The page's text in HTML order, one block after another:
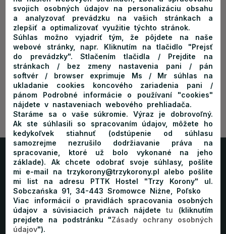
www.wiejskidworek.pl
Stacja narciarska Czorsztyn-ski
www.czorsztyn-ski.com.pl
Pienińskie Centrum Turystyki
www.pieninskiecentrumturystyki.pl
Trzy Korony Home Schronisko Pokoje
Oferta Cennik Atrakcje Galeria Kontakt
Blog
Rezerwacja
svojich osobných údajov na personalizáciu obsahu
a analyzovať prevádzku na vašich stránkach a
zlepšiť a optimalizovať využitie týchto stránok.
Súhlas možno vyjadriť tým, že pôjdete na naše
webové stránky, napr. Kliknutím na tlačidlo "Prejsť
do prevádzky". Stlačením tlačidla / Prejdite na
stránkach / bez zmeny nastavenia pani / pán
softvér / browser exprimuje Ms / Mr súhlas na
ukladanie cookies koncového zariadenia pani /
pánom Podrobné informácie o používaní "cookies"
nájdete v nastaveniach webového prehliadača.
Staráme sa o vaše súkromie. Výraz je dobrovoľný.
Ak ste súhlasili so spracovaním údajov, môžete ho
kedykoľvek stiahnuť (odstúpenie od súhlasu
samozrejme nezrušilo dodržiavanie práva na
spracovanie, ktoré už bolo vykonané na jeho
základe). Ak chcete odobrať svoje súhlasy, pošlite
mi e-mail na trzykorony@trzykorony.pl alebo pošlite
mi list na adresu PTTK Hostel "Trzy Korony" ul.
Sobczańska 91, 34-443 Sromowce Niżne, Poľsko
Viac informácií o pravidlách spracovania osobných
údajov a súvisiacich právach nájdetetu (kliknutím
prejdete na podstránku "Zásady ochrany osobných
údajov").